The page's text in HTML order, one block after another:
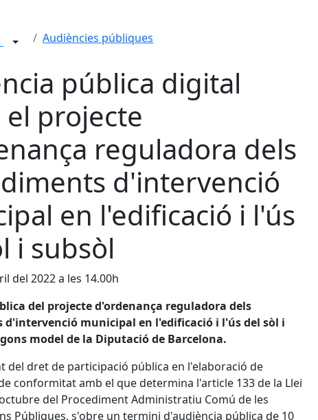
Audiències públiques
pública digital
projecte
reguladora dels
d'intervenció
en l'edificació i l'ús
i subsòl
del 2022 a les 14.00h
del projecte d'ordenança reguladora dels
d'intervenció municipal en l'edificació i l'ús del sòl i
model de la Diputació de Barcelona.
del dret de participació pública en l'elaboració de
conformitat amb el que determina l'article 133 de la Llei
del Procediment Administratiu Comú de les
Públiques, s'obre un termini d'audiència pública de 10